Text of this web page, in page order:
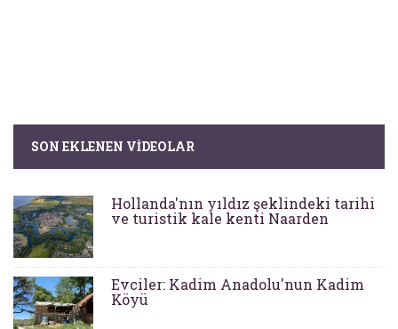
SON EKLENEN VIDEOLAR
Hollanda'nın yıldız şeklindeki tarihi
ve turistik kale kenti Naarden
Evciler: Kadim Anadolu'nun Kadim
Köyü